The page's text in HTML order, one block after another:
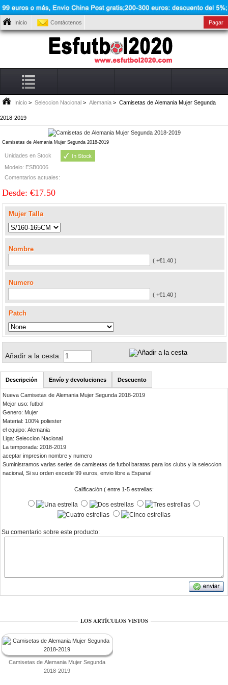
Inicio Contáctenos Pagar
Inicio > Seleccion Nacional > Alemania > Camisetas de Alemania Mujer Segunda
2018-2019
Camisetas de Alemania Mujer Segunda 2018-2019
Unidades en Stock
Modelo: ESB0006
Comentarios actuales:
Desde: €17.50
Mujer Talla
Nombre
( +€1.40 )
Numero
( +€1.40 )
Patch
Añadir a la cesta:
Descripción Envío y devoluciones Descuento
Nueva Camisetas de Alemania Mujer Segunda 2018-2019
Mejor uso: futbol
Genero: Mujer
Material: 100% poliester
el equipo: Alemania
Liga: Seleccion Nacional
La temporada: 2018-2019
aceptar impresion nombre y numero
Suministramos varias series de camisetas de futbol baratas para los clubs y la seleccion
nacional, Si su orden excede 99 euros, envio libre a Espana!
Calificación ( entre 1-5 estrellas:
Su comentario sobre este producto:
LOS ARTÍCULOS VISTOS
Camisetas de Alemania Mujer Segunda
2018-2019